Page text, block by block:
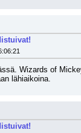
Wizards of
lähiaikoina.